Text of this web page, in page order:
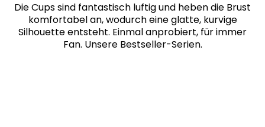
Die Cups sind fantastisch luftig und heben die Brust
komfortabel an, wodurch eine glatte, kurvige
Silhouette entsteht. Einmal anprobiert, für immer
Fan. Unsere Bestseller-Serien.